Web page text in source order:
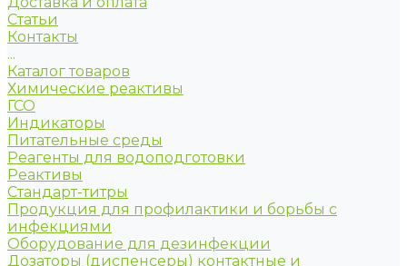
Статьи
Контакты
...
Каталог товаров
Химические реактивы
ГСО
Индикаторы
Питательные среды
Реагенты для водоподготовки
Реактивы
Стандарт-титры
Продукция для профилактики и борьбы с
инфекциями
Оборудование для дезинфекции
Дозаторы (диспенсеры) контактные и